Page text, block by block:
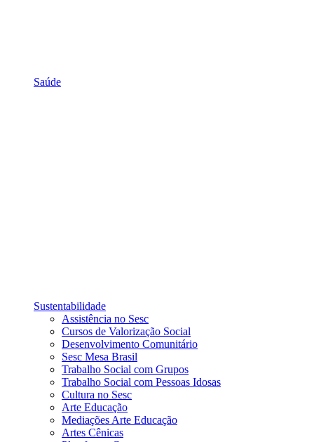
Saúde
Sustentabilidade
Assistência no Sesc
Cursos de Valorização Social
Desenvolvimento Comunitário
Sesc Mesa Brasil
Trabalho Social com Grupos
Trabalho Social com Pessoas Idosas
Cultura no Sesc
Arte Educação
Mediações Arte Educação
Artes Cênicas